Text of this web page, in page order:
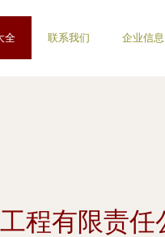
全 联系我们 企业信息
程有限责任